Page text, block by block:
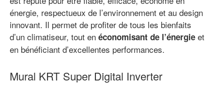
énergie, respectueux de l’environnement et au design
innovant. Il permet de profiter de tous les bienfaits
d’un climatiseur, tout en économisant de l’énergie et
en bénéficiant d’excellentes performances.
Mural KRT Super Digital Inverter